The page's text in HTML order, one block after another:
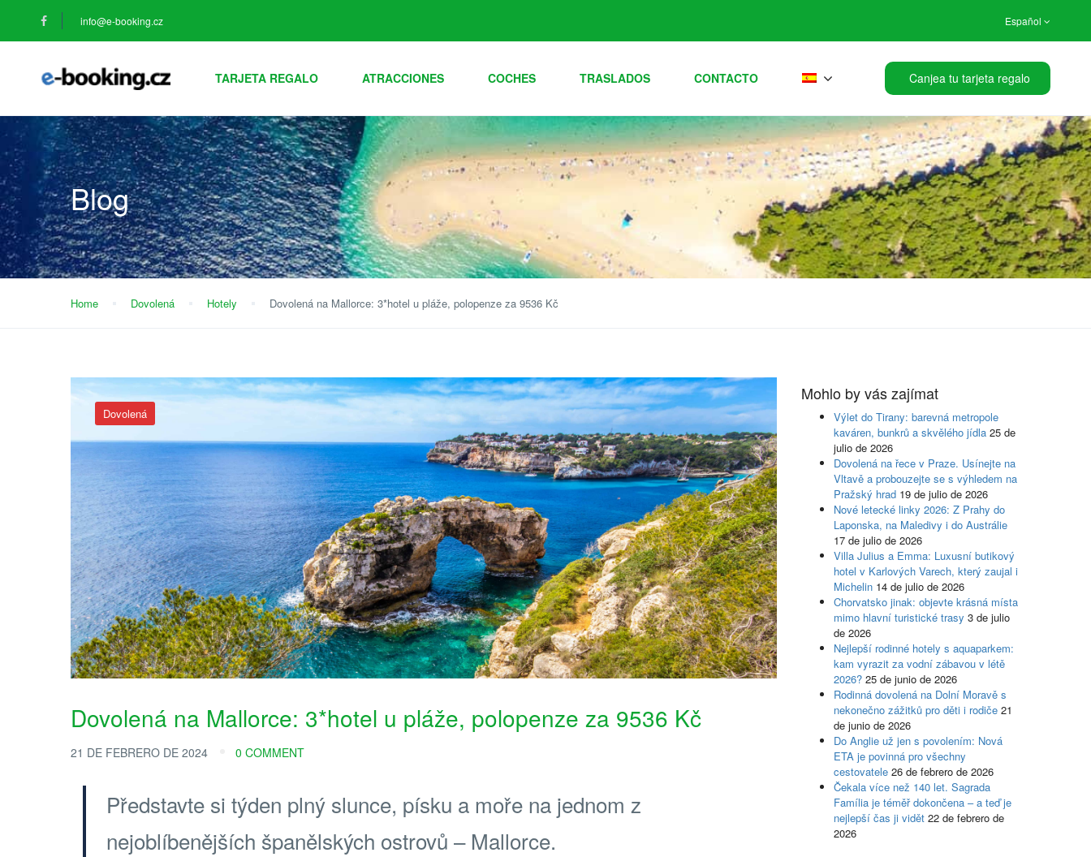
info@e-booking.cz Español
TARJETA REGALO ATRACCIONES COCHES TRASLADOS CONTACTO Canjea tu tarjeta regalo
Blog
Home Dovolená Hotely Dovolená na Mallorce: 3*hotel u pláže, polopenze za 9536 Kč
Dovolená
Dovolená na Mallorce: 3*hotel u pláže, polopenze za 9536 Kč
21 DE FEBRERO DE 2024 0 COMMENT
Představte si týden plný slunce, písku a moře na jednom z
nejoblíbenějších španělských ostrovů – Mallorce.
Mohlo by vás zajímat
Výlet do Tirany: barevná metropole
kaváren, bunkrů a skvělého jídla 25 de
julio de 2026
Dovolená na řece v Praze. Usínejte na
Vltavě a probouzejte se s výhledem na
Pražský hrad 19 de julio de 2026
Nové letecké linky 2026: Z Prahy do
Laponska, na Maledivy i do Austrálie
17 de julio de 2026
Villa Julius a Emma: Luxusní butikový
hotel v Karlových Varech, který zaujal i
Michelin 14 de julio de 2026
Chorvatsko jinak: objevte krásná místa
mimo hlavní turistické trasy 3 de julio
de 2026
Nejlepší rodinné hotely s aquaparkem:
kam vyrazit za vodní zábavou v létě
2026? 25 de junio de 2026
Rodinná dovolená na Dolní Moravě s
nekonečno zážitků pro děti i rodiče 21
de junio de 2026
Do Anglie už jen s povolením: Nová
ETA je povinná pro všechny
cestovatele 26 de febrero de 2026
Čekala více než 140 let. Sagrada
Família je téměř dokončena – a teď je
nejlepší čas ji vidět 22 de febrero de
2026